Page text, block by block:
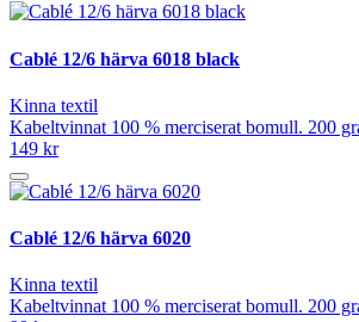
Cablé 12/6 härva 6018 black
Kinna textil
Kabeltvinnat 100 % merciserat bomull. 200
149 kr
Cablé 12/6 härva 6020
Kinna textil
Kabeltvinnat 100 % merciserat bomull. 200